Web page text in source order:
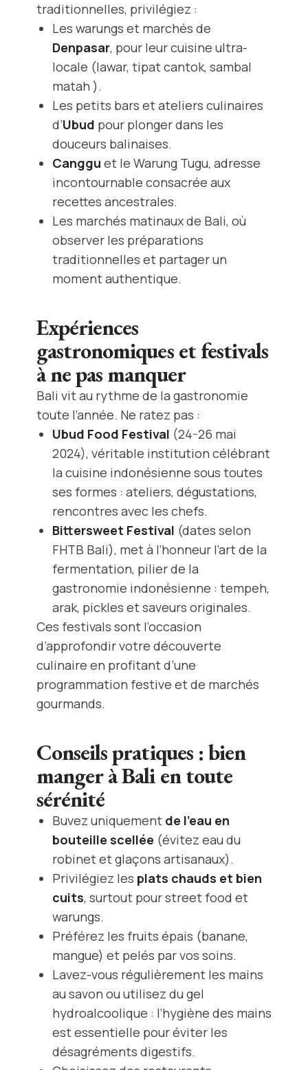
traditionnelles, privilégiez :
Les warungs et marchés de
Denpasar, pour leur cuisine ultra-
locale (lawar, tipat cantok, sambal
matah ).
Les petits bars et ateliers culinaires
d’Ubud pour plonger dans les
douceurs balinaises.
Canggu et le Warung Tugu, adresse
incontournable consacrée aux
recettes ancestrales.
Les marchés matinaux de Bali, où
observer les préparations
traditionnelles et partager un
moment authentique.
Expériences
gastronomiques et festivals
à ne pas manquer
Bali vit au rythme de la gastronomie
toute l’année. Ne ratez pas :
Ubud Food Festival (24-26 mai
2024), véritable institution célébrant
la cuisine indonésienne sous toutes
ses formes : ateliers, dégustations,
rencontres avec les chefs.
Bittersweet Festival (dates selon
FHTB Bali), met à l’honneur l’art de la
fermentation, pilier de la
gastronomie indonésienne : tempeh,
arak, pickles et saveurs originales.
Ces festivals sont l’occasion
d’approfondir votre découverte
culinaire en profitant d’une
programmation festive et de marchés
gourmands.
Conseils pratiques : bien
manger à Bali en toute
sérénité
Buvez uniquement de l’eau en
bouteille scellée (évitez eau du
robinet et glaçons artisanaux).
Privilégiez les plats chauds et bien
cuits, surtout pour street food et
warungs.
Préférez les fruits épais (banane,
mangue) et pelés par vos soins.
Lavez-vous régulièrement les mains
au savon ou utilisez du gel
hydroalcoolique : l’hygiène des mains
est essentielle pour éviter les
désagréments digestifs.